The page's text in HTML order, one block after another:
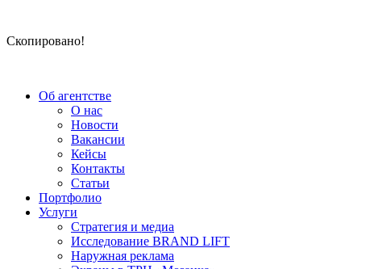
Скопировано!
Об агентстве
О нас
Новости
Вакансии
Кейсы
Контакты
Статьи
Портфолио
Услуги
Стратегия и медиа
Исследование BRAND LIFT
Наружная реклама